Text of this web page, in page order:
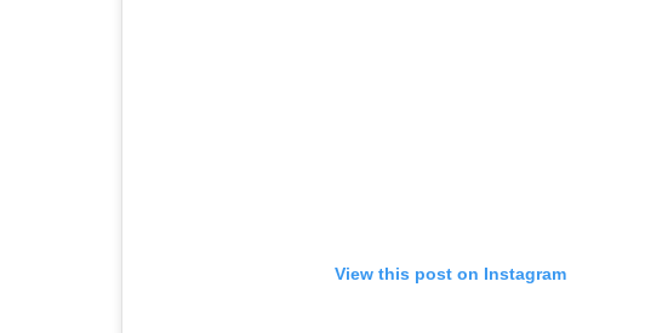
View this post on Instagram